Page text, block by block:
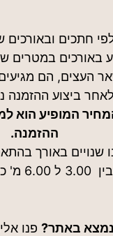
חתכים
באורכים במטרים
העצים, הם
ביצוע
המופיע הוא
ההזמנה.
שנויים באורך
במלאי
באתר? פנו